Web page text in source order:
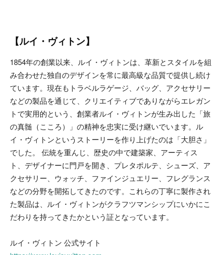
【ルイ・ヴィトン】
1854年の創業以来、ルイ・ヴィトンは、革新とスタイルを組
み合わせた独自のデザインを常に最高級な品質で提供し続け
ています。現在もトラベルラゲージ、バッグ、アクセサリー
などの製品を通じて、クリエイティブでありながらエレガン
トで実用的という、創業者ルイ・ヴィトンが生み出した「旅
の真髄（こころ）」の精神を忠実に受け継いでいます。ル
イ・ヴィトンというストーリーを作り上げたのは「大胆さ」
でした。 伝統を重んじ、歴史の中で建築家、アーティス
ト、デザイナーに門戸を開き、プレタポルテ、シューズ、ア
クセサリー、ウォッチ、ファインジュエリー、フレグランス
などの分野を開拓してきたのです。これらの丁寧に製作され
た製品は、ルイ・ヴィトンがクラフツマンシップにいかにこ
だわりを持ってきたかという証となっています。
ルイ・ヴィトン 公式サイト